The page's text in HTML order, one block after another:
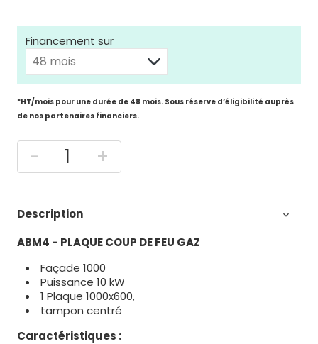
Financement sur
*HT/mois pour une durée de 48 mois. Sous réserve d’éligibilité auprès
de nos partenaires financiers.
- +
Description 
ABM4 - PLAQUE COUP DE FEU GAZ
Façade 1000
Puissance 10 kW
1 Plaque 1000x600,
tampon centré
Caractéristiques :